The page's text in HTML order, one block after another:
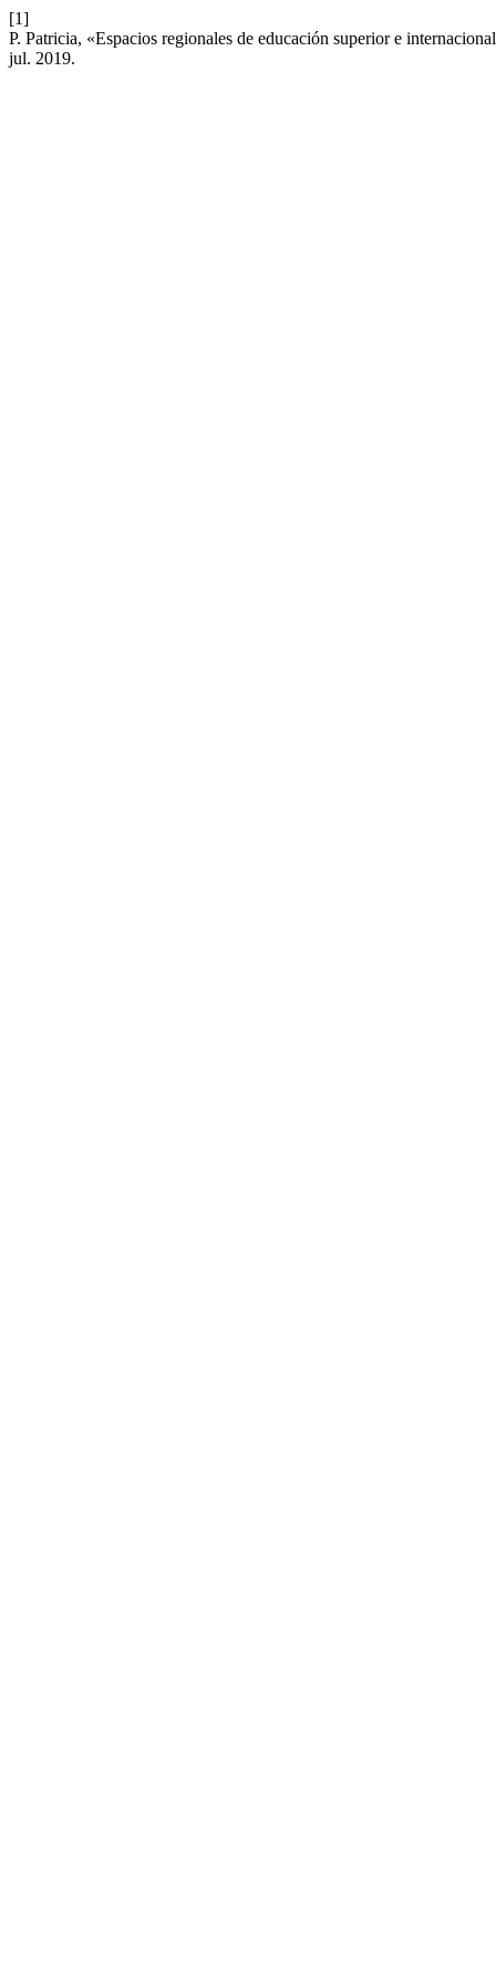
[1]
P. Patricia, «Espacios regionales de educación superior e
jul. 2019.